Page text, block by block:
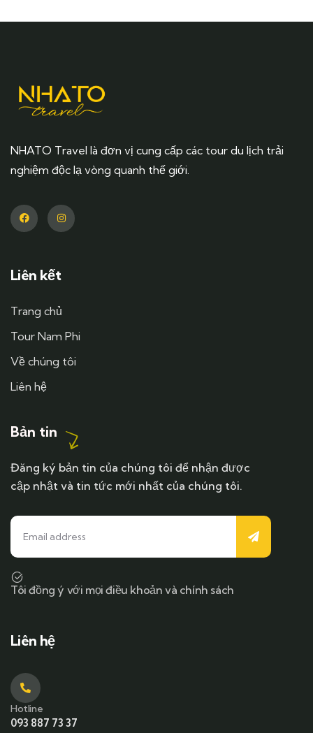
NHATO Travel là đơn vị cung cấp các tour du lịch trải
nghiệm độc lạ vòng quanh thế giới.
Liên kết
Trang chủ
Tour Nam Phi
Về chúng tôi
Liên hệ
Bản tin
Đăng ký bản tin của chúng tôi để nhận được
cập nhật và tin tức mới nhất của chúng tôi.
Tôi đồng ý với mọi điều khoản và chính sách
Liên hệ
Hotline
093 887 73 37